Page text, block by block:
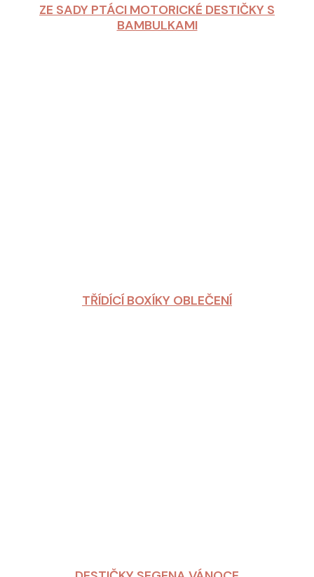
ZE SADY PTÁCI MOTORICKÉ DESTIČKY S
BAMBULKAMI
TŘÍDÍCÍ BOXÍKY OBLEČENÍ